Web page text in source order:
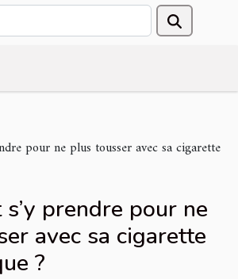
pour ne plus tousser avec sa cigarette
prendre pour ne
avec sa cigarette
?